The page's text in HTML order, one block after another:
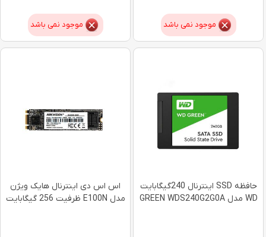
موجود نمی باشد موجود نمی باشد
حافظه SSD اینترنال 240گیگابایت
WD مدل GREEN WDS240G2G0A
اس اس دی اینترنال هایک ویژن
مدل E100N ظرفیت 256 گیگابایت